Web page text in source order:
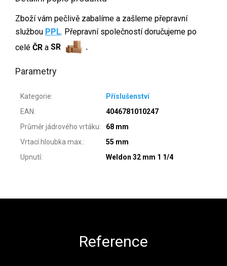
Zboží vám pečlivě zabalíme a zašleme přepravní
službou PPL. Přepravní společností doručujeme po
celé ČR a SR .
Parametry
Kategorie:
Příslušenství
EAN:
4046781010247
Průměr jádrového vrtáku:
68 mm
Vrtací hloubka max.:
55 mm
Upnutí: Weldon 32 mm 1 1/4
Reference